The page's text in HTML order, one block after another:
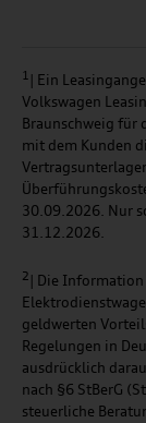
1 | Ein
Volkswagen
Braunschweig für
mit dem Kunden
30.09.2026. Nur
31.12.2026.
2 | Die Information
geldwerten
Regelungen in
ausdrücklich
nach §6 StBerG
steuerliche